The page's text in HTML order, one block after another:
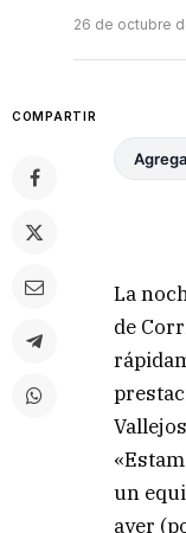
26 de octubre
COMPARTIR
La
de
un
ayer